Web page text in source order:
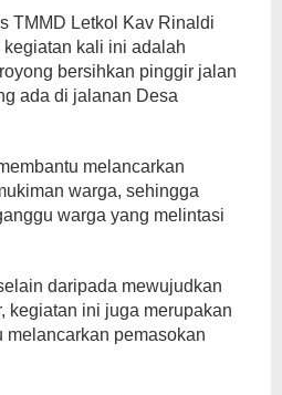
TMMD Letkol Kav Rinaldi
kegiatan kali ini adalah
bersihkan pinggir jalan
ada di jalanan Desa
melancarkan
warga, sehingga
warga yang melintasi
daripada mewujudkan
kegiatan ini juga merupakan
melancarkan pemasokan